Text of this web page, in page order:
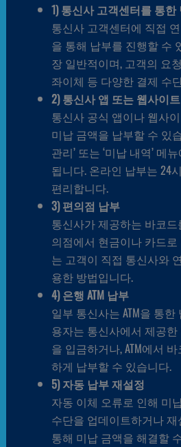
1) 통신사 고객센터를 통한
통신사 고객센터에 직접
을 통해 납부를 진행할 수
장 일반적이며, 고객의 요
좌이체 등 다양한 결제 수
2) 통신사 앱 또는 웹사이
통신사 공식 앱이나 웹사
미납 금액을 납부할 수 있
관리’ 또는 ‘미납 내역’ 메
됩니다. 온라인 납부는 24
편리합니다.
3) 편의점 납부
통신사가 제공하는 바코
의점에서 현금이나 카드
는 고객이 직접 통신사와
용한 방법입니다.
4) 은행 ATM 납부
일부 통신사는 ATM을 통
용자는 통신사에서 제공
을 입금하거나, ATM에서
하게 납부할 수 있습니다.
5) 자동 납부 재설정
자동 이체 오류로 인해 미
수단을 업데이트하거나
통해 미납 금액을 해결할